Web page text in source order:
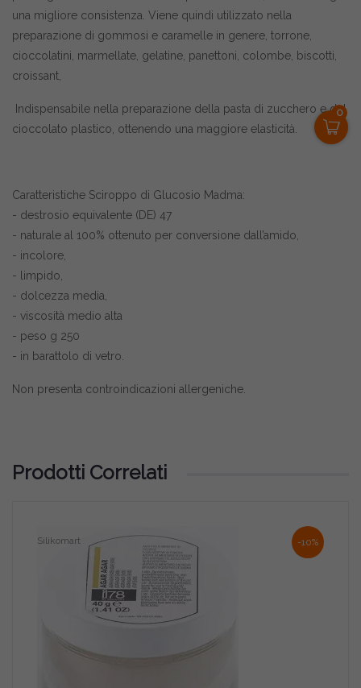
0
una migliore consistenza. Viene quindi utilizzato nella
preparazione di gommosi e caramelle in genere, torrone,
cioccolatini, marmellate, gelatine, panettoni, colombe, biscotti,
croissant,
Indispensabile nella preparazione della pasta di zucchero e del
cioccolato plastico, ottenendo una maggiore elasticità.
Caratteristiche Sciroppo di Glucosio Madma:
- destrosio equivalente (DE) 47
- naturale al 100% ottenuto per conversione dall’amido,
- incolore,
- limpido,
- dolcezza media,
- viscosità medio alta
- peso g 250
- in barattolo di vetro.
Non presenta controindicazioni allergeniche.
Prodotti Correlati
-10%
Silikomart